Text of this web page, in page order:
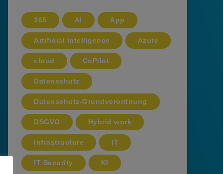
365 AI App
Artificial Intelligence Azure
cloud CoPilot
Datenschutz
Datenschutz-Grundverordnung
DSGVO Hybrid work
Infrastructure IT
IT Security KI